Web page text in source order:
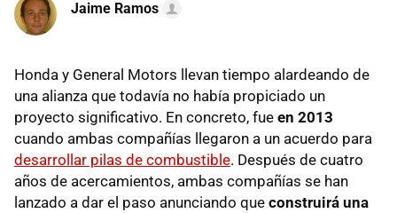
Jaime Ramos
Honda y General Motors llevan tiempo alardeando de
una alianza que todavía no había propiciado un
proyecto significativo. En concreto, fue en 2013
cuando ambas compañías llegaron a un acuerdo para
desarrollar pilas de combustible. Después de cuatro
años de acercamientos, ambas compañías se han
lanzado a dar el paso anunciando que construirá una